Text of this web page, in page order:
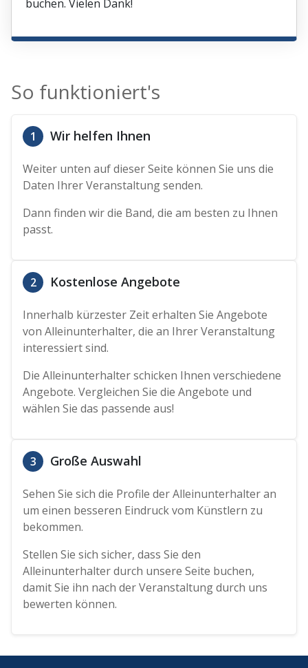
buchen. Vielen Dank!
So funktioniert's
1 Wir helfen Ihnen
Weiter unten auf dieser Seite können Sie uns die
Daten Ihrer Veranstaltung senden.
Dann finden wir die Band, die am besten zu Ihnen
passt.
2 Kostenlose Angebote
Innerhalb kürzester Zeit erhalten Sie Angebote
von Alleinunterhalter, die an Ihrer Veranstaltung
interessiert sind.
Die Alleinunterhalter schicken Ihnen verschiedene
Angebote. Vergleichen Sie die Angebote und
wählen Sie das passende aus!
3 Große Auswahl
Sehen Sie sich die Profile der Alleinunterhalter an
um einen besseren Eindruck vom Künstlern zu
bekommen.
Stellen Sie sich sicher, dass Sie den
Alleinunterhalter durch unsere Seite buchen,
damit Sie ihn nach der Veranstaltung durch uns
bewerten können.